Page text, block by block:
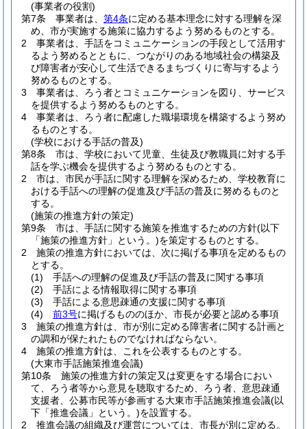
(事業者の役割)
第7条
事業者は、 第4条に定める基本理念に対する理解を深
め、市が実施する施策に協力するよう努めるものとする。
2
事業者は、手話をコミュニケーションの手段として活用す
るよう努めるとともに、つながりのある地域社会の構築及
び障害者が安心して生活できるまちづくりに寄与するよう
努めるものとする。
3
事業者は、ろう者とコミュニケーションを図り、サービス
を提供するよう努めるものとする。
4
事業者は、ろう者に配慮した職場環境を構築するよう努め
るものとする。
(学校における手話の普及)
第8条
市は、学校において児童、生徒及び教職員に対する手
話を学ぶ機会を提供するよう努めるものとする。
2
市は、市民が手話に関する理解を深めるため、学校教育に
おける手話への理解の促進及び手話の普及に努めるものと
する。
(施策の推進方針の策定)
第9条
市は、手話に関する施策を推進するための方針(以下
「施策の推進方針」という。)を策定するものとする。
2
施策の推進方針においては、次に掲げる事項を定めるもの
とする。
(1)
手話への理解の促進及び手話の普及に関する事項
(2)
手話による情報取得に関する事項
(3)
手話による意思疎通の支援に関する事項
(4)
前3号に掲げるもののほか、市長が必要と認める事項
3
施策の推進方針は、市が別に定める障害者に関する計画と
の調和が保たれたものでなければならない。
4
施策の推進方針は、これを公表するものとする。
(大東市手話施策推進会議)
第10条
施策の推進方針の策定又は変更をする場合におい
て、ろう者等から意見を聴取するため、ろう者、意思疎通
支援者、公募市民等が参画する大東市手話施策推進会議(以
下「推進会議」という。)を設置する。
2
推進会議の組織及び運営については、市長が別に定める。